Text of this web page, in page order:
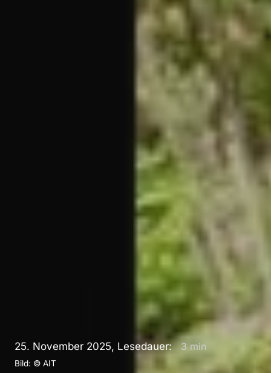
25. November 2025, Lesedauer: 3 min
Bild: © AIT